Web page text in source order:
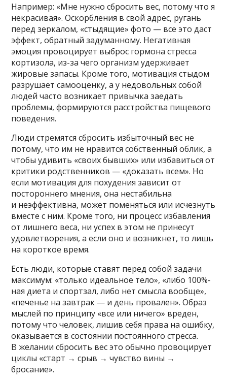
Например: «Мне нужно сбросить вес, потому что я
некрасивая». Оскорбления в свой адрес, ругань
перед зеркалом, «стыдящие» фото — все это даст
эффект, обратный задуманному. Негативная
эмоция провоцирует выброс гормона стресса
кортизола, из-за чего организм удерживает
жировые запасы. Кроме того, мотивация стыдом
разрушает самооценку, а у недовольных собой
людей часто возникает привычка заедать
проблемы, формируются расстройства пищевого
поведения.
Люди стремятся сбросить избыточный вес не
потому, что им не нравится собственный облик, а
чтобы удивить «своих бывших» или избавиться от
критики родственников — «доказать всем». Но
если мотивация для похудения зависит от
постороннего мнения, она нестабильна
и неэффективна, может поменяться или исчезнуть
вместе с ним. Кроме того, ни процесс избавления
от лишнего веса, ни успех в этом не принесут
удовлетворения, а если оно и возникнет, то лишь
на короткое время.
Есть люди, которые ставят перед собой задачи
максимум: «только идеальное тело», «либо 100%-
ная диета и спортзал, либо нет смысла вообще»,
«печенье на завтрак — и день провален». Образ
мыслей по принципу «все или ничего» вреден,
потому что человек, лишив себя права на ошибку,
оказывается в состоянии постоянного стресса.
В желании сбросить вес это обычно провоцирует
циклы «старт → срыв → чувство вины →
бросание».